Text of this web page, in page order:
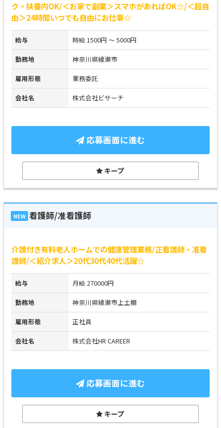
ク・扶養内OK/＜お家で副業＞スマホがあればOK☆/＜超自
由＞24時間いつでも自由にお仕事☆
給与 時給 1500円 ～ 5000円
勤務地 神奈川県綾瀬市
雇用形態 業務委託
会社名 株式会社ビサーチ
応募画面に進む
キープ
NEW 看護師/准看護師
介護付き有料老人ホームでの健康管理業務/正看護師・准看
護師/＜紹介求人＞20代30代40代活躍☆
給与 月給 270000円
勤務地 神奈川県綾瀬市上土棚
雇用形態 正社員
会社名 株式会社HR CAREER
応募画面に進む
キープ